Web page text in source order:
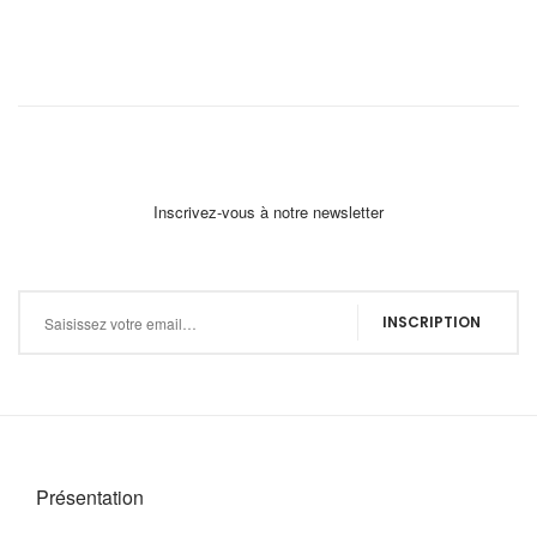
Inscrivez-vous à notre newsletter
INSCRIPTION
Présentation